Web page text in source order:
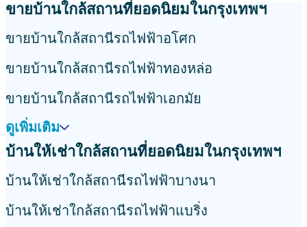
ขายบ้านใกล้สถานที่ยอดนิยมในกรุงเทพฯ
ขายบ้านใกล้สถานีรถไฟฟ้าอโศก
ขายบ้านใกล้สถานีรถไฟฟ้าทองหล่อ
ขายบ้านใกล้สถานีรถไฟฟ้าเอกมัย
ดูเพิ่มเติม
บ้านให้เช่าใกล้สถานที่ยอดนิยมในกรุงเทพฯ
บ้านให้เช่าใกล้สถานีรถไฟฟ้าบางนา
บ้านให้เช่าใกล้สถานีรถไฟฟ้าแบริ่ง